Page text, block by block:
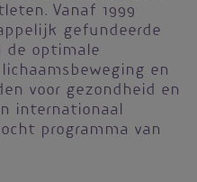
Vanaf 1999
gefundeerde
de optimale
en
voor gezondheid en
internationaal
programma van